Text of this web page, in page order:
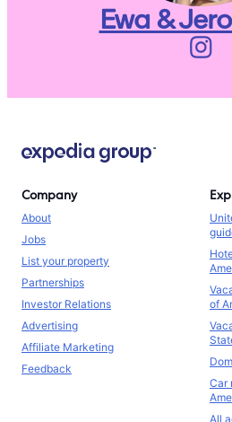
Ewa &
Company
About
Jobs
List your property
Partnerships
Investor Relations
Advertising
Affiliate Marketing
Feedback
of
Car
All